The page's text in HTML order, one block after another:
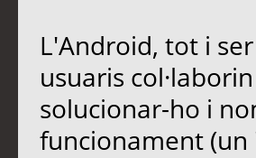
L'Android, tot i
usuaris
solucionar-ho i
funcionament (un